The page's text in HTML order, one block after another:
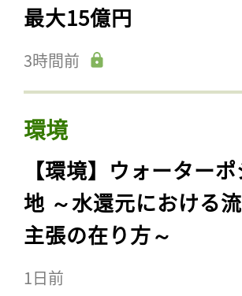
最大15億円
3時間前
環境
【環境】ウォーター
地 ～水還元における
主張の在り方～
1日前